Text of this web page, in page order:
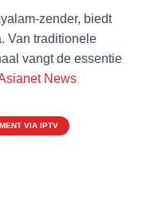
zender, biedt
Van traditionele
vangt de essentie
News
VIA IPTV